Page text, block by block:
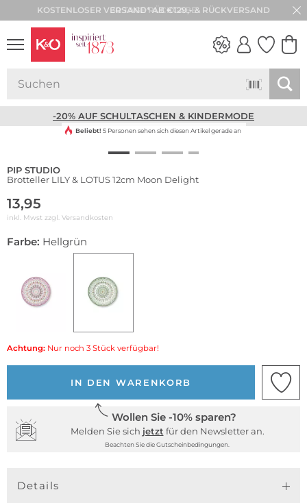
30 TAGE RÜCKGABE
-20% AUF SCHULTASCHEN & KINDERMODE
Beliebt! 5 Personen sehen sich diesen Artikel gerade an
PIP STUDIO
Brotteller LILY & LOTUS 12cm Moon Delight
13,95
inkl. Mwst zzgl. Versandkosten
Farbe: Hellgrün
Achtung: Nur noch 3 Stück verfügbar!
IN DEN WARENKORB
Wollen Sie -10% sparen?
Melden Sie sich jetzt für den Newsletter an.
Beachten Sie die Gutscheinbedingungen.
Details